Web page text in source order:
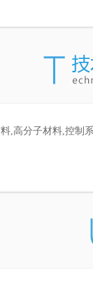
,高分子材料,控制